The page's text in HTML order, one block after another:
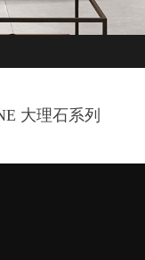
大理石系列